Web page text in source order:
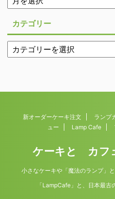
カテゴリー
新オーダーケーキ注文 ランプ
ュー
Lamp Cafe
ケーキと カフ
小さなケーキや「魔法のランプ」
「LampCafe」と、日本最